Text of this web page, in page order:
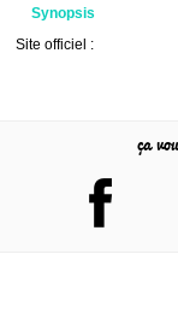
Synopsis
Site officiel :
ça